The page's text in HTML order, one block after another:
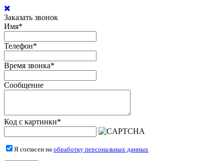
Заказать звонок
Имя*
Телефон*
Время звонка*
Сообщение
Код с картинки*
Я согласен на обработку персональных данных